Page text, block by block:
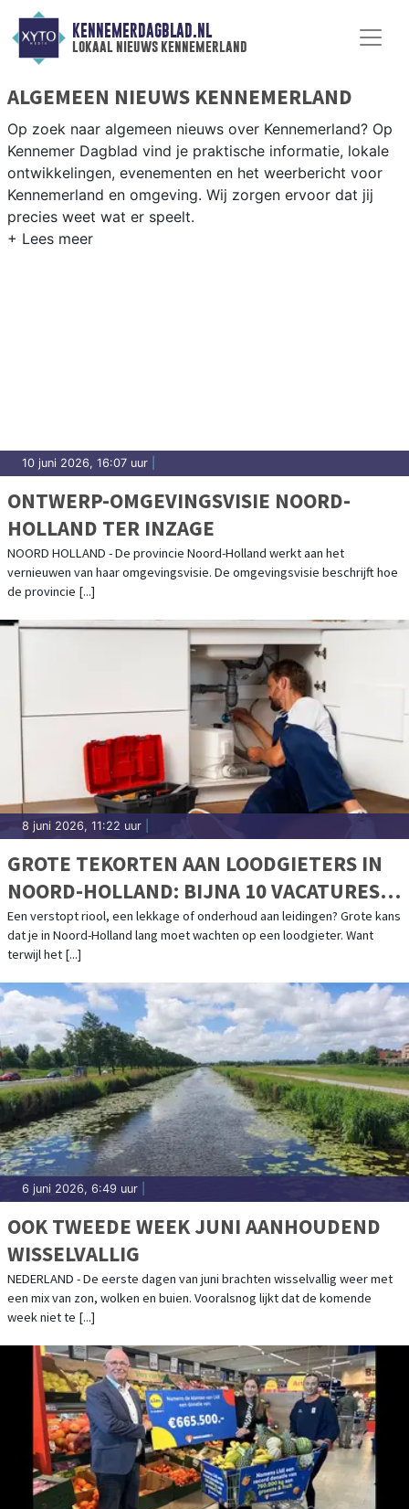
KENNEMERDAGBLAD.NL
lokaal nieuws kennemerland
ALGEMEEN NIEUWS KENNEMERLAND
Op zoek naar algemeen nieuws over Kennemerland? Op
Kennemer Dagblad vind je praktische informatie, lokale
ontwikkelingen, evenementen en het weerbericht voor
Kennemerland en omgeving. Wij zorgen ervoor dat jij
precies weet wat er speelt.
10 juni 2026, 16:07 uur
ONTWERP-OMGEVINGSVISIE NOORD-
HOLLAND TER INZAGE
NOORD HOLLAND - De provincie Noord-Holland werkt aan het
vernieuwen van haar omgevingsvisie. De omgevingsvisie beschrijft hoe
de provincie [...]
8 juni 2026, 11:22 uur
GROTE TEKORTEN AAN LOODGIETERS IN
NOORD-HOLLAND: BIJNA 10 VACATURES
PER WERKZOEKENDE
Een verstopt riool, een lekkage of onderhoud aan leidingen? Grote kans
dat je in Noord-Holland lang moet wachten op een loodgieter. Want
terwijl het [...]
6 juni 2026, 6:49 uur
OOK TWEEDE WEEK JUNI AANHOUDEND
WISSELVALLIG
NEDERLAND - De eerste dagen van juni brachten wisselvallig weer met
een mix van zon, wolken en buien. Vooralsnog lijkt dat de komende
week niet te [...]